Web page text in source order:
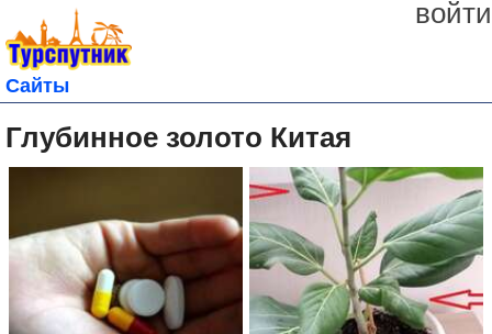
войти
Сайты
Глубинное золото Китая